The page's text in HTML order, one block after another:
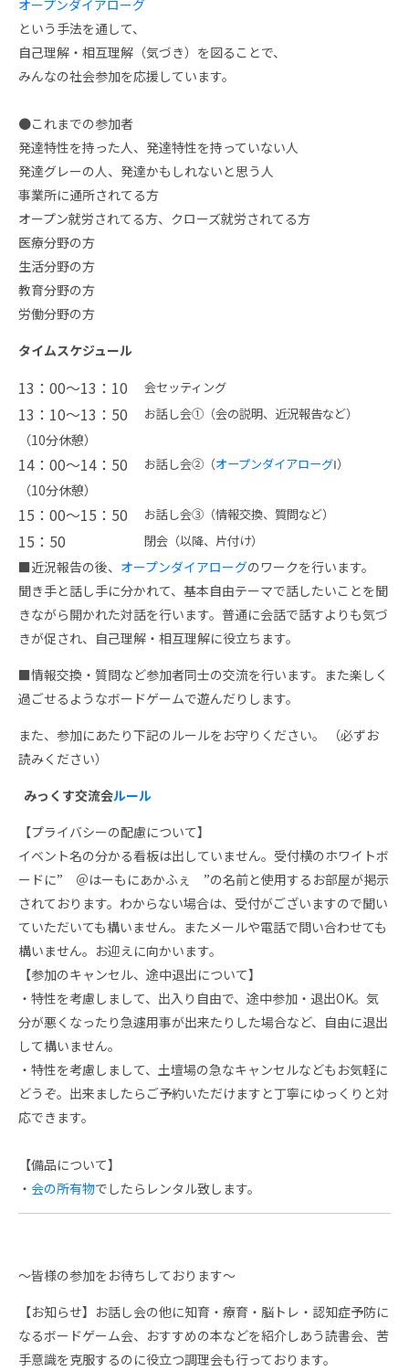
オープンダイアローグ
という手法を通して、
自己理解・相互理解（気づき）を図ることで、
みんなの社会参加を応援しています。
●これまでの参加者
発達特性を持った人、発達特性を持っていない人
発達グレーの人、発達かもしれないと思う人
事業所に通所されてる方
オープン就労されてる方、クローズ就労されてる方
医療分野の方
生活分野の方
教育分野の方
労働分野の方
タイムスケジュール
13：00～13：10 会セッティング
13：10～13：50 お話し会①（会の説明、近況報告など）
（10分休憩）
14：00～14：50 お話し会②（オープンダイアローグⅠ）
（10分休憩）
15：00～15：50 お話し会③（情報交換、質問など）
15：50 閉会（以降、片付け）
■近況報告の後、 オープンダイアローグのワークを行います。
聞き手と話し手に分かれて、基本自由テーマで話したいことを聞
きながら開かれた対話を行います。普通に会話で話すよりも気づ
きが促され、自己理解・相互理解に役立ちます。
■情報交換・質問など参加者同士の交流を行います。また楽しく
過ごせるようなボードゲームで遊んだりします。
また、参加にあたり下記のルールをお守りください。 （必ずお
読みください）
みっくす交流会ルール
【プライバシーの配慮について】
イベント名の分かる看板は出していません。受付横のホワイトボ
ードに” ＠はーもにあかふぇ ”の名前と使用するお部屋が掲示
されております。わからない場合は、受付がございますので聞い
ていただいても構いません。またメールや電話で問い合わせても
構いません。お迎えに向かいます。
【参加のキャンセル、途中退出について】
・特性を考慮しまして、出入り自由で、途中参加・退出OK。気
分が悪くなったり急遽用事が出来たりした場合など、自由に退出
して構いません。
・特性を考慮しまして、土壇場の急なキャンセルなどもお気軽に
どうぞ。出来ましたらご予約いただけますと丁寧にゆっくりと対
応できます。
【備品について】
・ 会の所有物でしたらレンタル致します。
〜皆様の参加をお待ちしております〜
【お知らせ】お話し会の他に知育・療育・脳トレ・認知症予防に
なるボードゲーム会、おすすめの本などを紹介しあう読書会、苦
手意識を克服するのに役立つ調理会も行っております。